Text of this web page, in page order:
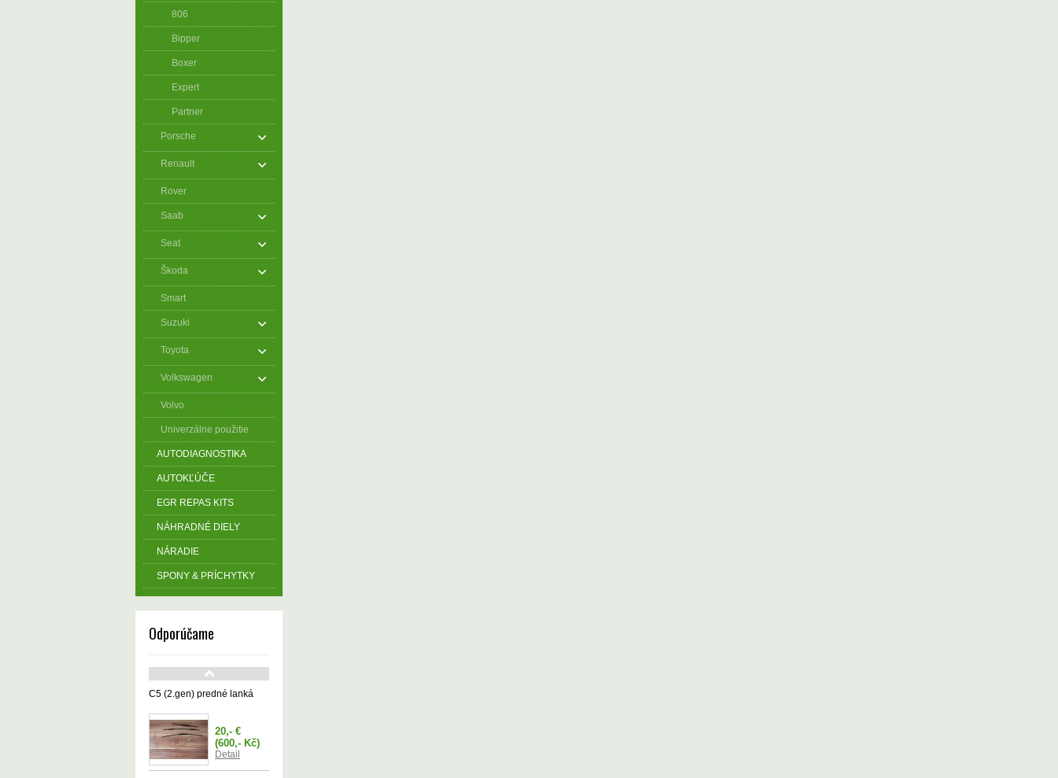
806
Bipper
Boxer
Expert
Partner
Porsche
Renault
Rover
Saab
Seat
Škoda
Smart
Suzuki
Toyota
Volkswagen
Volvo
Univerzálne použitie
AUTODIAGNOSTIKA
AUTOKĽÚČE
EGR REPAS KITS
NÁHRADNÉ DIELY
NÁRADIE
SPONY & PRÍCHYTKY
Odporúčame
C5 (2.gen) predné lanká
20,- €
(600,- Kč)
Detail